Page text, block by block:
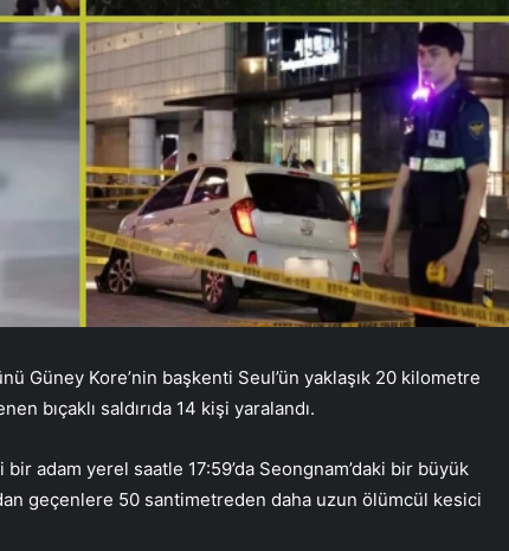
Güney Kore’nin başkenti Seul’ün yaklaşık 20 kilometre
bıçaklı saldırıda 14 kişi yaralandı.
adam yerel saatle 17:59’da Seongnam’daki bir büyük
geçenlere 50 santimetreden daha uzun ölümcül kesici